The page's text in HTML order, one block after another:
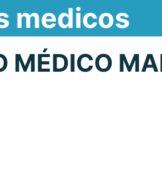
medicos
MÉDICO